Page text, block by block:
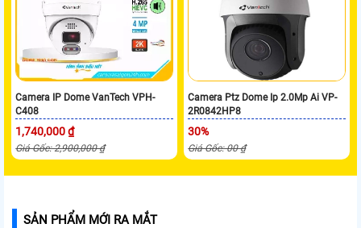
Camera IP Dome VanTech VPH-
C408
1,740,000 ₫
Giá Gốc: 2,900,000 ₫
Camera Ptz Dome Ip 2.0Mp Ai VP-
2R0842HP8
30%
Giá Gốc: 00 ₫
SẢN PHẨM MỚI RA MẮT